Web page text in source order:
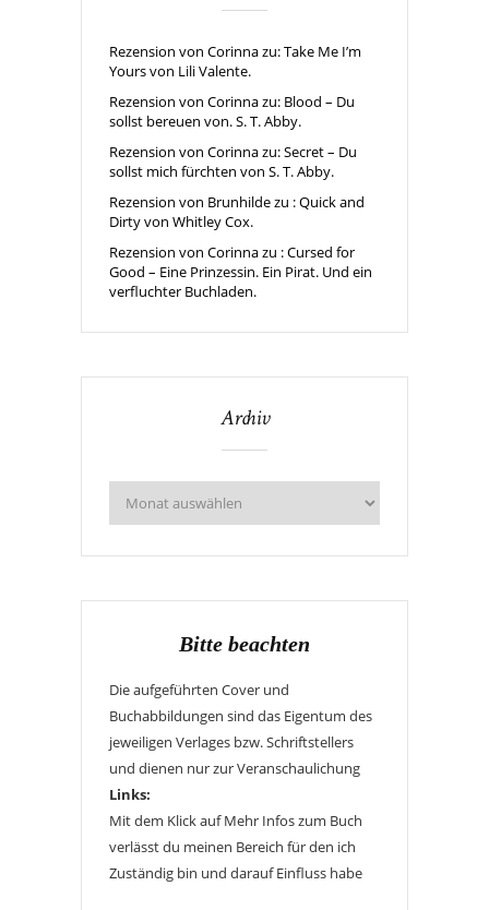
Rezension von Corinna zu: Take Me I’m
Yours von Lili Valente.
Rezension von Corinna zu: Blood – Du
sollst bereuen von. S. T. Abby.
Rezension von Corinna zu: Secret – Du
sollst mich fürchten von S. T. Abby.
Rezension von Brunhilde zu : Quick and
Dirty von Whitley Cox.
Rezension von Corinna zu : Cursed for
Good – Eine Prinzessin. Ein Pirat. Und ein
verfluchter Buchladen.
Archiv
Bitte beachten
Die aufgeführten Cover und
Buchabbildungen sind das Eigentum des
jeweiligen Verlages bzw. Schriftstellers
und dienen nur zur Veranschaulichung
Links:
Mit dem Klick auf Mehr Infos zum Buch
verlässt du meinen Bereich für den ich
Zuständig bin und darauf Einfluss habe